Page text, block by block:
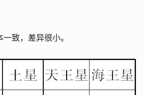
致，差异很小。